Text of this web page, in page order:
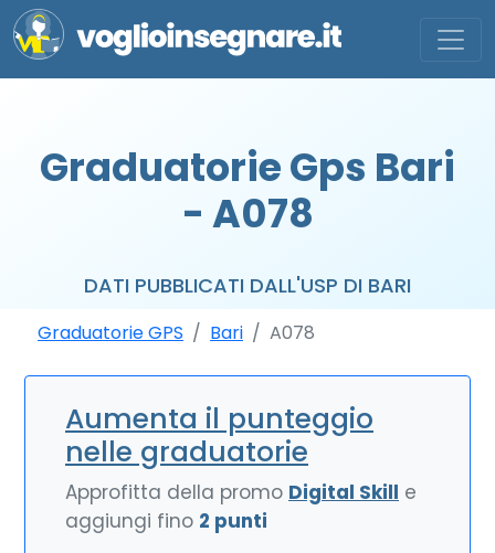
Graduatorie Gps Bari
- A078
DATI PUBBLICATI DALL'USP DI BARI
Graduatorie GPS Bari A078
Aumenta il punteggio
nelle graduatorie
Approfitta della promo Digital Skill e
aggiungi fino 2 punti